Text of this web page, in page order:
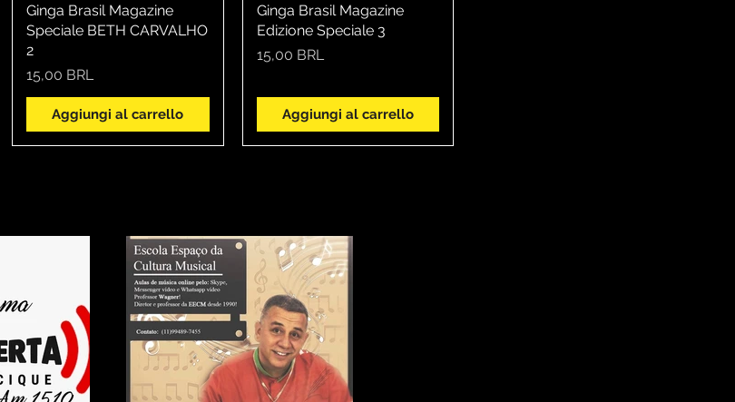
Vista rapida
Ginga Brasil Magazine
Speciale BETH CARVALHO
2
Prezzo
15,00 BRL
Aggiungi al carrello
Vista rapida
Ginga Brasil Magazine
Edizione Speciale 3
Prezzo
15,00 BRL
Aggiungi al carrello